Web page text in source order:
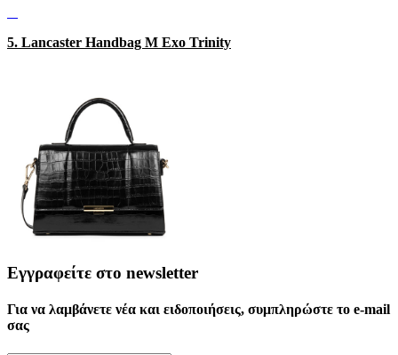
5. Lancaster Handbag M Exo Trinity
Εγγραφείτε στο newsletter
Για να λαμβάνετε νέα και ειδοποιήσεις, συμπληρώστε το e-mail
σας